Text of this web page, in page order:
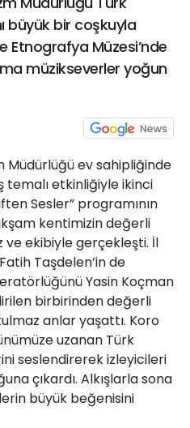
büyük bir coşkuyla
Etnografya Müzesi’nde
müzikseverler yoğun
Müdürlüğü ev sahipliğinde
temalı etkinliğiyle ikinci
Sesler” programının
kentimizin değerli
ve ekibiyle gerçekleşti. İl
Taşdelen’in de
Yasin Koçman
birbirinden değerli
anlar yaşattı. Koro
uzanan Türk
seslendirerek izleyicileri
çıkardı. Alkışlarla sona
büyük beğenisini